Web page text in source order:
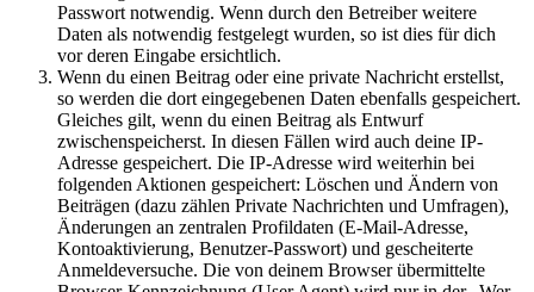
Passwort notwendig. Wenn durch den Betreiber weitere
Daten als notwendig festgelegt wurden, so ist dies für dich
vor deren Eingabe ersichtlich.
Wenn du einen Beitrag oder eine private Nachricht erstellst,
so werden die dort eingegebenen Daten ebenfalls gespeichert.
Gleiches gilt, wenn du einen Beitrag als Entwurf
zwischenspeicherst. In diesen Fällen wird auch deine IP-
Adresse gespeichert. Die IP-Adresse wird weiterhin bei
folgenden Aktionen gespeichert: Löschen und Ändern von
Beiträgen (dazu zählen Private Nachrichten und Umfragen),
Änderungen an zentralen Profildaten (E-Mail-Adresse,
Kontoaktivierung, Benutzer-Passwort) und gescheiterte
Anmeldeversuche. Die von deinem Browser übermittelte